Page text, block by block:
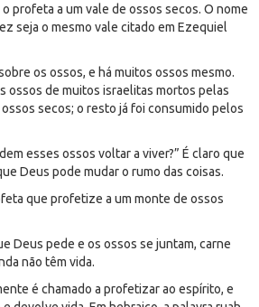
profeta a um vale de ossos secos. O nome
seja o mesmo vale citado em Ezequiel
os ossos, e há muitos ossos mesmo.
ossos de muitos israelitas mortos pelas
secos; o resto já foi consumido pelos
esses ossos voltar a viver?” É claro que
Deus pode mudar o rumo das coisas.
que profetize a um monte de ossos
Deus pede e os ossos se juntam, carne
não têm vida.
é chamado a profetizar ao espírito, e